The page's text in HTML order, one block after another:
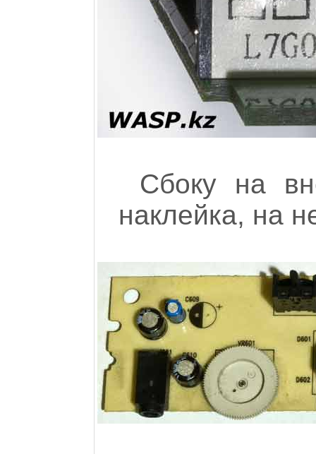
Сбоку на
наклейка, на